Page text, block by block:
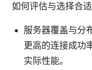
如何评估与选择合
服务器覆盖与分
更高的连接成功
实际性能。